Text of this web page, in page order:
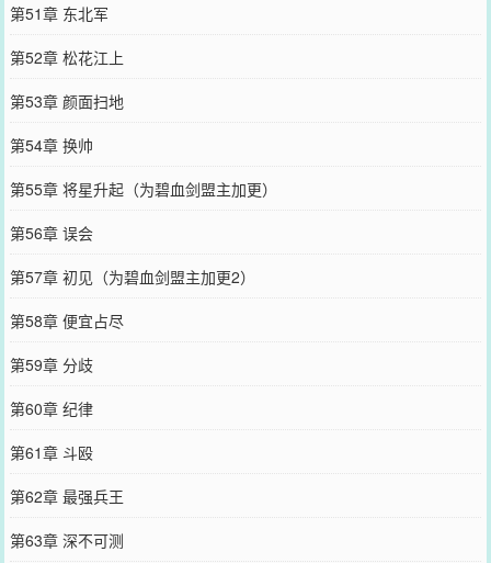
第51章 东北军
第52章 松花江上
第53章 颜面扫地
第54章 换帅
第55章 将星升起（为碧血剑盟主加更）
第56章 误会
第57章 初见（为碧血剑盟主加更2）
第58章 便宜占尽
第59章 分歧
第60章 纪律
第61章 斗殴
第62章 最强兵王
第63章 深不可测